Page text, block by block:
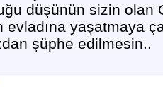
düşünün sizin olan
evladına yaşatmaya
şüphe edilmesin..